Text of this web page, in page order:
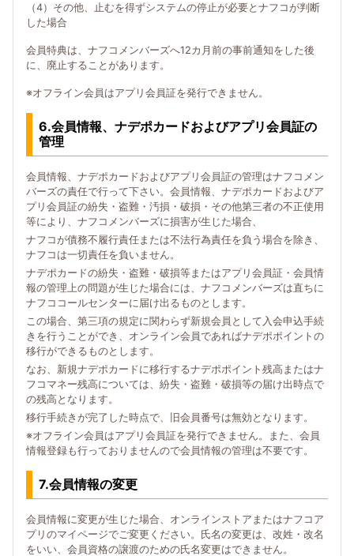
（4）その他、止むを得ずシステムの停止が必要とナフコが判断
した場合
会員特典は、ナフコメンバーズへ12カ月前の事前通知をした後
に、廃止することがあります。
※オフライン会員はアプリ会員証を発行できません。
6.会員情報、ナデポカードおよびアプリ会員証の
管理
会員情報、ナデポカードおよびアプリ会員証の管理はナフコメン
バーズの責任で行って下さい。会員情報、ナデポカードおよびア
プリ会員証の紛失・盗難・汚損・破損・その他第三者の不正使用
等により、ナフコメンバーズに損害が生じた場合、
ナフコが債務不履行責任または不法行為責任を負う場合を除き、
ナフコは一切責任を負いません。
ナデポカードの紛失・盗難・破損等またはアプリ会員証・会員情
報の管理上の問題が生じた場合には、ナフコメンバーズは直ちに
ナフココールセンターに届け出るものとします。
この場合、第三項の規定に関わらず新規会員として入会申込手続
きを行うことができ、オンライン会員であればナデポポイントの
移行ができるものとします。
なお、新規ナデポカードに移行するナデポポイント残高またはナ
フコマネー残高については、紛失・盗難・破損等の届け出時点で
の残高となります。
移行手続きが完了した時点で、旧会員番号は無効となります。
※オフライン会員はアプリ会員証を発行できません。また、会員
情報登録も行っておりませんので会員情報の管理は不要です。
7.会員情報の変更
会員情報に変更が生じた場合、オンラインストアまたはナフコア
プリのマイページでご変更ください。氏名の変更は、改姓・改名
をいい、会員資格の譲渡のための氏名変更はできません。